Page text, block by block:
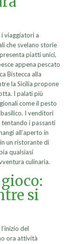
viaggiatori a
che svelano storie
piatti unici,
appena pescato
Bistecca alla
la Sicilia propone
I palati più
come il pesto
I venditori
i passanti
all’aperto in
un ristorante di
qualsiasi
culinaria.
si
del
ora attività